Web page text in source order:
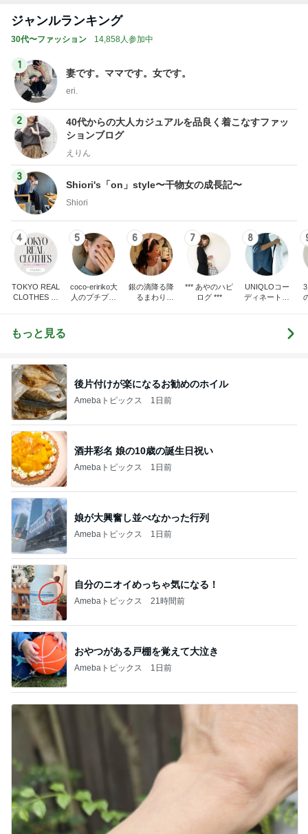
ジャンルランキング
30代〜ファッション 14,858人参加中
1
妻です。ママです。女です。
eri.
2
40代からの大人カジュアルを品良く着こなすファッ
ションブログ
えりん
3
Shiori's「on」style〜干物女の成長記〜
Shiori
4
TOKYO REAL
CLOTHES 大
5
coco-eririko大
人のプチプラ
6
銀の滴降る降
るまわり
7
*** あやのハピ
ログ ***
8
UNIQLOコー
ディネート日
もっと見る
後片付けが楽になるお勧めのホイル
Amebaトピックス 1日前
酒井彩名 娘の10歳の誕生日祝い
Amebaトピックス 1日前
娘が大興奮し並べなかった行列
Amebaトピックス 1日前
自分のニオイめっちゃ気になる！
Amebaトピックス 21時間前
おやつがある戸棚を覚えて大泣き
Amebaトピックス 1日前